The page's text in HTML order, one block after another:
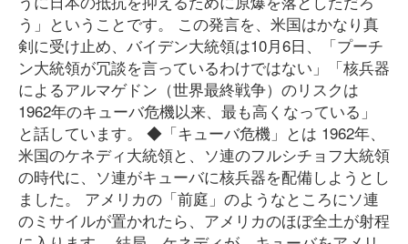
う」ということです。 この発言を、米国はかなり真
剣に受け止め、バイデン大統領は10月6日、「プーチ
ン大統領が冗談を言っているわけではない」「核兵器
によるアルマゲドン（世界最終戦争）のリスクは
1962年のキューバ危機以来、最も高くなっている」
と話しています。 ◆「キューバ危機」とは 1962年、
米国のケネディ大統領と、ソ連のフルシチョフ大統領
の時代に、ソ連がキューバに核兵器を配備しようとし
ました。 アメリカの「前庭」のようなところにソ連
のミサイルが置かれたら、アメリカのほぼ全土が射程